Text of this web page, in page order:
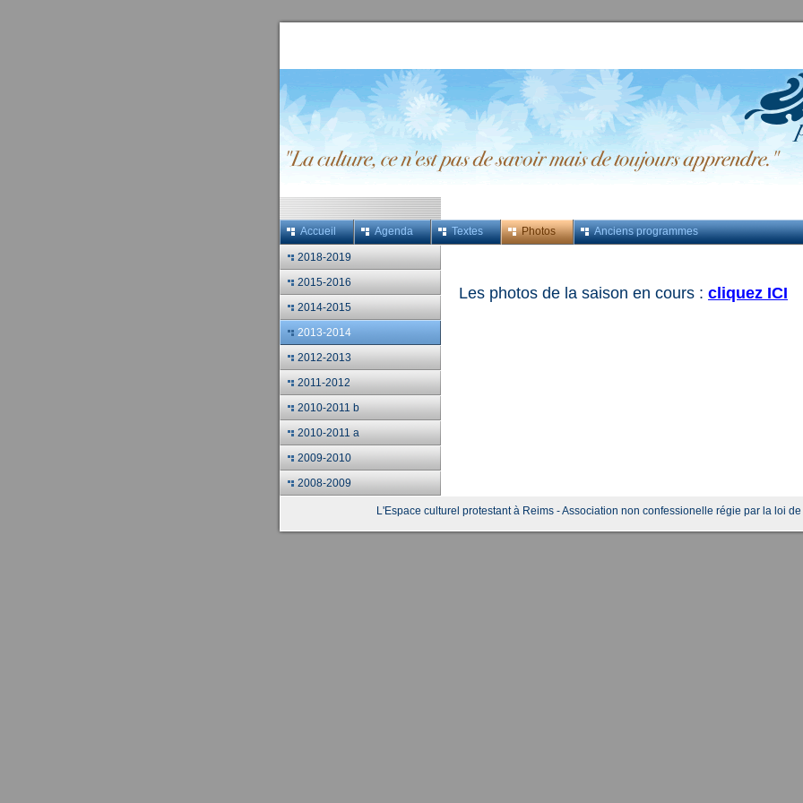
Accueil Agenda Textes Photos Anciens programmes
2018-2019
2015-2016
2014-2015
2013-2014
2012-2013
2011-2012
2010-2011 b
2010-2011 a
2009-2010
2008-2009
Les photos de la saison en cours : cliquez ICI
L'Espace culturel protestant à Reims - Association non confessionelle régie par la loi